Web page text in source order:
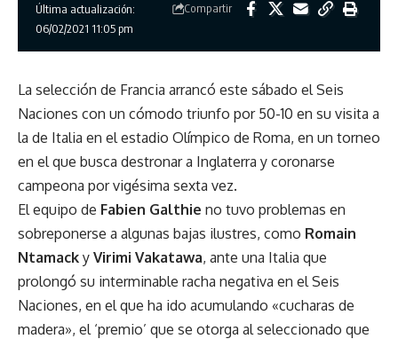
Última actualización:
06/02/2021 11:05 pm
Compartir
La selección de Francia arrancó este sábado el Seis
Naciones con un cómodo triunfo por 50-10 en su visita a
la de Italia en el estadio Olímpico de Roma, en un torneo
en el que busca destronar a Inglaterra y coronarse
campeona por vigésima sexta vez.
El equipo de Fabien Galthie no tuvo problemas en
sobreponerse a algunas bajas ilustres, como Romain
Ntamack y Virimi Vakatawa, ante una Italia que
prolongó su interminable racha negativa en el Seis
Naciones, en el que ha ido acumulando «cucharas de
madera», el ‘premio’ que se otorga al seleccionado que